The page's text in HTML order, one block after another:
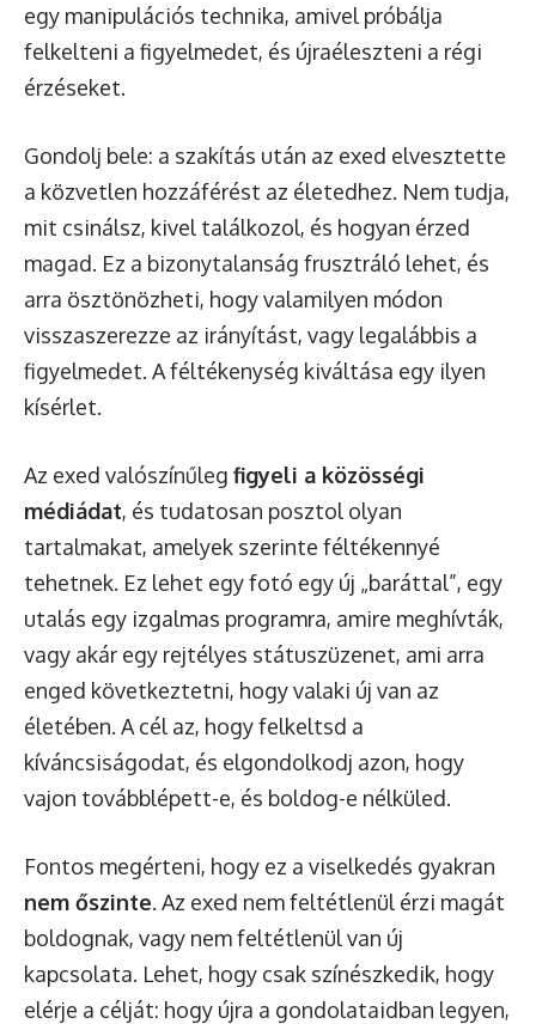
egy manipulációs technika, amivel próbálja
felkelteni a figyelmedet, és újraéleszteni a régi
érzéseket.
Gondolj bele: a szakítás után az exed elvesztette
a közvetlen hozzáférést az életedhez. Nem tudja,
mit csinálsz, kivel találkozol, és hogyan érzed
magad. Ez a bizonytalanság frusztráló lehet, és
arra ösztönözheti, hogy valamilyen módon
visszaszerezze az irányítást, vagy legalábbis a
figyelmedet. A féltékenység kiváltása egy ilyen
kísérlet.
Az exed valószínűleg figyeli a közösségi
médiádat, és tudatosan posztol olyan
tartalmakat, amelyek szerinte féltékennyé
tehetnek. Ez lehet egy fotó egy új „baráttal”, egy
utalás egy izgalmas programra, amire meghívták,
vagy akár egy rejtélyes státuszüzenet, ami arra
enged következtetni, hogy valaki új van az
életében. A cél az, hogy felkeltsd a
kíváncsiságodat, és elgondolkodj azon, hogy
vajon továbblépett-e, és boldog-e nélküled.
Fontos megérteni, hogy ez a viselkedés gyakran
nem őszinte. Az exed nem feltétlenül érzi magát
boldognak, vagy nem feltétlenül van új
kapcsolata. Lehet, hogy csak színészkedik, hogy
elérje a célját: hogy újra a gondolataidban legyen,